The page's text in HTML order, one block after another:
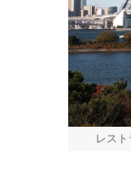
レス